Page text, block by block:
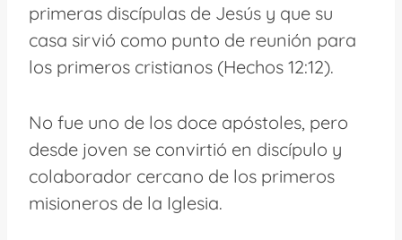
primeras discípulas de Jesús y que su
casa sirvió como punto de reunión para
los primeros cristianos (Hechos 12:12).
No fue uno de los doce apóstoles, pero
desde joven se convirtió en discípulo y
colaborador cercano de los primeros
misioneros de la Iglesia.